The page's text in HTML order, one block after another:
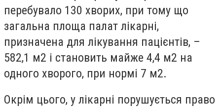
перебувало 130 хворих, при тому що
загальна площа палат лікарні,
призначена для лікування пацієнтів, –
582,1 м2 і становить майже 4,4 м2 на
одного хворого, при нормі 7 м2.
Окрім цього, у лікарні порушується право